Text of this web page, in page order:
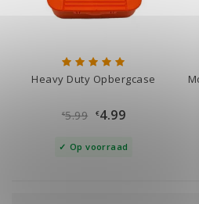
Heavy Duty Opbergcase
€5.99 €4.99
Op voorraad